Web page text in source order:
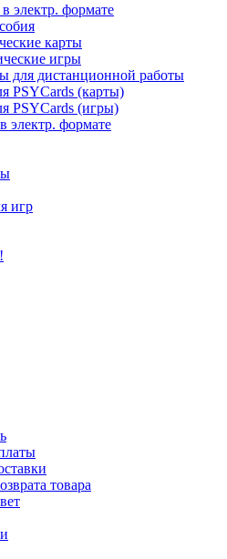
электр. формате
карты
игры
для дистанционной работы
PSYCards (карты)
PSYCards (игры)
электр. формате
игр
товара